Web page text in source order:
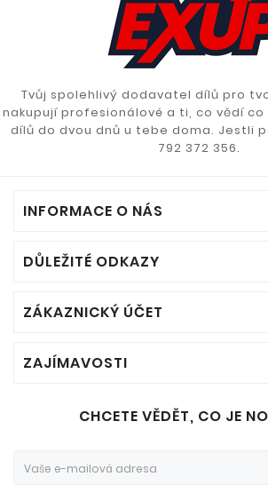
Tvůj spolehlivý dodavatel dílů pro
nakupují profesionálové a ti, co vědí co
dílů do dvou dnů u tebe doma. Jestli
792 372 356.
INFORMACE O NÁS
DŮLEŽITÉ ODKAZY
ZÁKAZNICKÝ ÚČET
ZAJÍMAVOSTI
CHCETE VĚDĚT, CO JE